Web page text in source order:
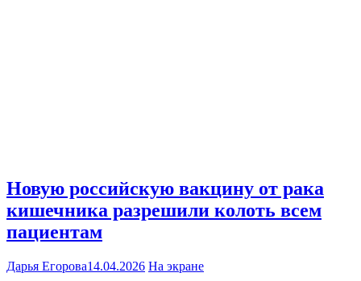
Новую российскую вакцину от рака
кишечника разрешили колоть всем
пациентам
Дарья Егорова14.04.2026 На экране